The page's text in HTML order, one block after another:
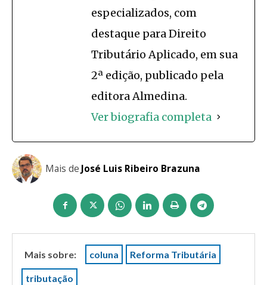
especializados, com
destaque para Direito
Tributário Aplicado, em sua
2ª edição, publicado pela
editora Almedina.
Ver biografia completa
Mais de José Luis Ribeiro Brazuna
Mais sobre: coluna Reforma Tributária
tributação